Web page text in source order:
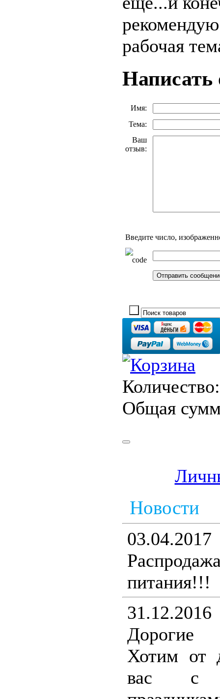
рабочая
Написать
Имя:
Тема:
Ваш
отзыв:
Введите число,
Количество:
Общая
Новости
03.04.2017
питания!!!
31.12.2016
Хотим от
вас с